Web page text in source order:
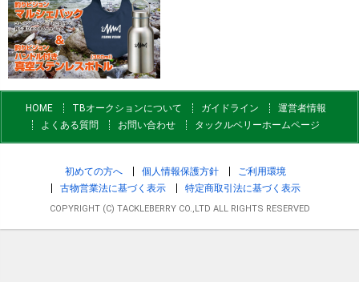
HOME TBオークションについて ガイドライン
運営者情報
よくある質問
お問い合わせ タックルベリーホームページ
初めての方へ 個人情報保護方針
ご利用環境
古物営業法に基づく表示
特定商取引法に基づく表示
COPYRIGHT (C) TACKLEBERRY CO.,LTD ALL RIGHTS RESERVED